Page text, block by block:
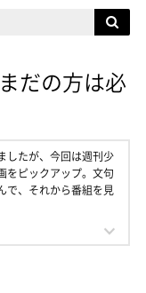
だの方は必
したが、今回は週刊少
をピックアップ。文句
で、それから番組を見